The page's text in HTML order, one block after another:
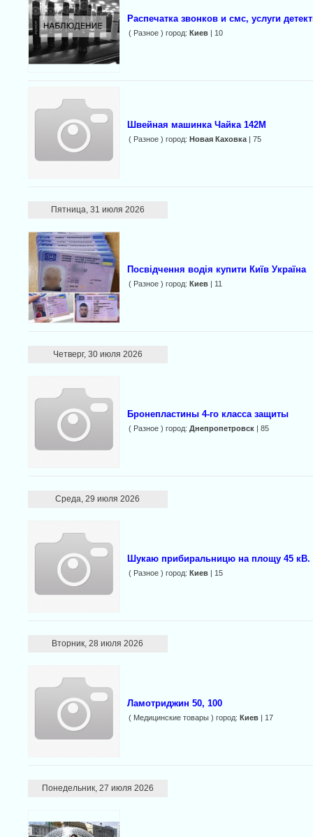
Распечатка звонков и смс, услуги
( Разное ) город: Киев | 10
Швейная машинка Чайка 142М
( Разное ) город: Новая Каховка | 75
Пятница, 31 июля 2026
Посвідчення водія купити Київ Україна
( Разное ) город: Киев | 11
Четверг, 30 июля 2026
Бронепластины 4-го класса защиты
( Разное ) город: Днепропетровск | 85
Среда, 29 июля 2026
Шукаю прибиральницю на площу 45 кВ.
( Разное ) город: Киев | 15
Вторник, 28 июля 2026
Ламотриджин 50, 100
( Медицинские товары ) город: Киев | 17
Понедельник, 27 июля 2026